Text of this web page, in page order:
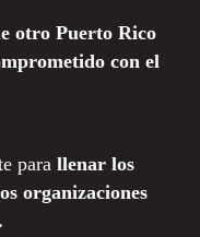
otro Puerto Rico
con el
para llenar los
organizaciones